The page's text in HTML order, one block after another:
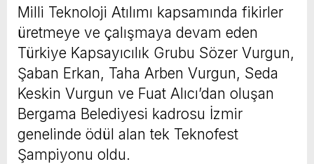
Milli Teknoloji Atılımı kapsamında fikirler
üretmeye ve çalışmaya devam eden
Türkiye Kapsayıcılık Grubu Sözer Vurgun,
Şaban Erkan, Taha Arben Vurgun, Seda
Keskin Vurgun ve Fuat Alıcı’dan oluşan
Bergama Belediyesi kadrosu İzmir
genelinde ödül alan tek Teknofest
Şampiyonu oldu.